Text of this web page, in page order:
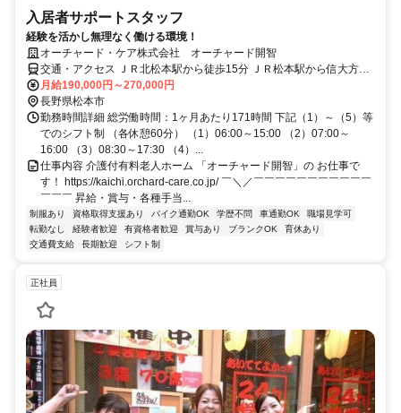
入居者サポートスタッフ
経験を活かし無理なく働ける環境！
オーチャード・ケア株式会社 オーチャード開智
交通・アクセス ＪＲ北松本駅から徒歩15分 ＪＲ松本駅から信大方面
行バス・新町バス停から徒歩5分
月給190,000円～270,000円
長野県松本市
勤務時間詳細 総労働時間：1ヶ月あたり171時間 下記（1）～（5）等
でのシフト制 （各休憩60分） （1）06:00～15:00 （2）07:00～
16:00 （3）08:30～17:30 （4）...
仕事内容 介護付有料老人ホーム 「オーチャード開智」の お仕事で
す！ https://kaichi.orchard-care.co.jp/ ￣＼／￣￣￣￣￣￣￣￣￣￣￣
￣￣￣ 昇給・賞与・各種手当...
制服あり 資格取得支援あり バイク通勤OK 学歴不問 車通勤OK
職場見学可
転勤なし
経験者歓迎 有資格者歓迎 賞与あり ブランクOK
育休あり
交通費支給
長期歓迎 シフト制
正社員